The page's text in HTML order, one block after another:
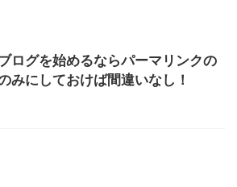
ログを始めるならパーマリンクの
みにしておけば間違いなし！